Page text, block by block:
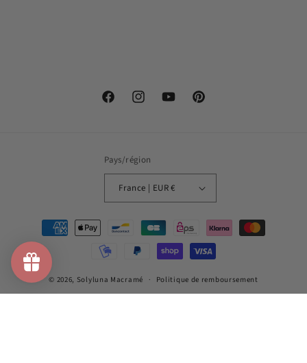
FacebookInstagramYouTubePinterest
Pays/région
France | EUR €
Moyens
de
paiement
© 2026, Solyluna Macramé
Politique de remboursement